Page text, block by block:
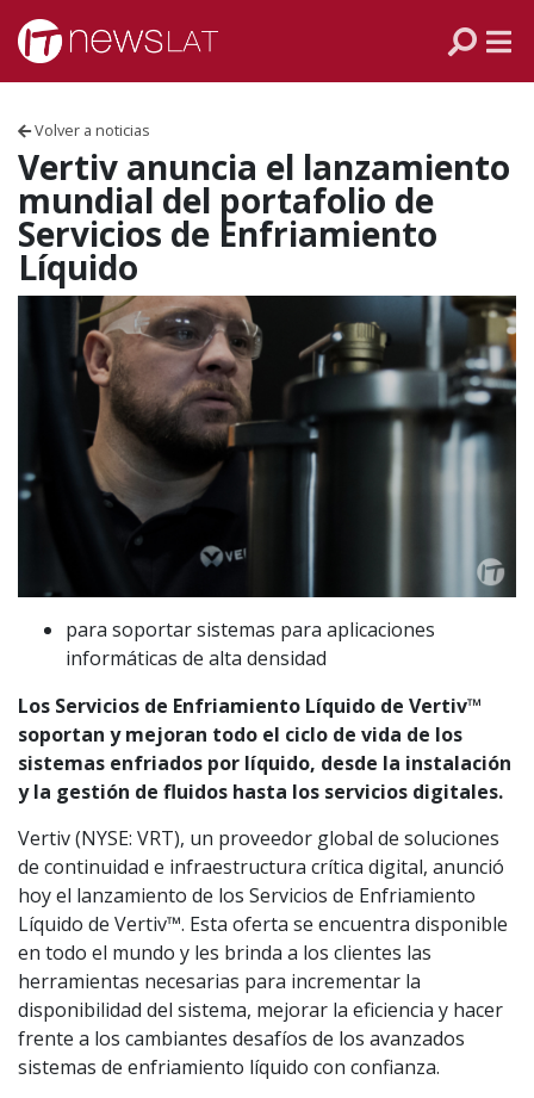
Skip to content
Volver a noticias
Vertiv anuncia el lanzamiento
mundial del portafolio de
Servicios de Enfriamiento
Líquido
para soportar sistemas para aplicaciones
informáticas de alta densidad
Los Servicios de Enfriamiento Líquido de Vertiv™
soportan y mejoran todo el ciclo de vida de los
sistemas enfriados por líquido, desde la instalación
y la gestión de fluidos hasta los servicios digitales.
Vertiv (NYSE: VRT), un proveedor global de soluciones
de continuidad e infraestructura crítica digital, anunció
hoy el lanzamiento de los Servicios de Enfriamiento
Líquido de Vertiv™. Esta oferta se encuentra disponible
en todo el mundo y les brinda a los clientes las
herramientas necesarias para incrementar la
disponibilidad del sistema, mejorar la eficiencia y hacer
frente a los cambiantes desafíos de los avanzados
sistemas de enfriamiento líquido con confianza.
VENEZUELA
ECUADOR
CHILE
ARGENTINA
MÉXICO